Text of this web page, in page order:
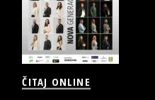
ČITAJ ONLINE